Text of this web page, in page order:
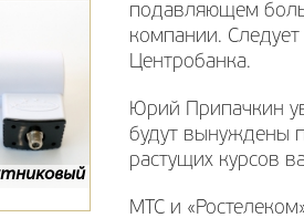
HD.
mini
подавляющем
компании.
Центробанка.
Юрий Припачкин
будут вынуждены
растущих курсов
МТС и